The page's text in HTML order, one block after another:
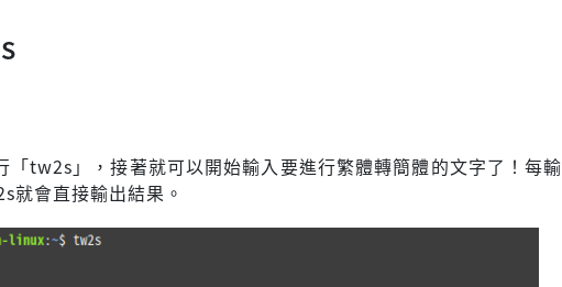
「tw2s」，接著就可以開始輸入要進行繁體轉簡體的文字了！每輸
就會直接輸出結果。